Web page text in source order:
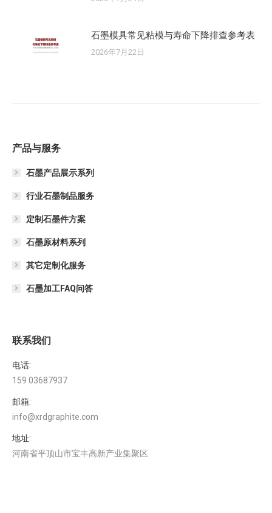
石墨模具常见粘模与寿命下降排查参考表
2026年7月22日
产品与服务
石墨产品展示系列
行业石墨制品服务
定制石墨件方案
石墨原材料系列
其它定制化服务
石墨加工FAQ问答
联系我们
电话:
159 03687937
邮箱:
info@xrdgraphite.com
地址:
河南省平顶山市宝丰高新产业集聚区